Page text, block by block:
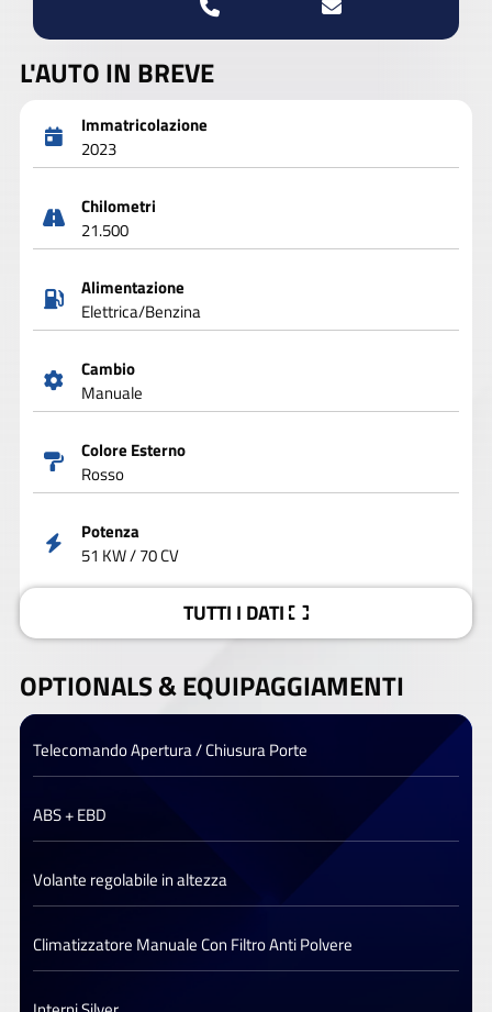
L'AUTO IN BREVE
Immatricolazione
2023
Chilometri
21.500
Alimentazione
Elettrica/Benzina
Cambio
Manuale
Colore Esterno
Rosso
Potenza
51 KW / 70 CV
TUTTI I DATI
OPTIONALS &EQUIPAGGIAMENTI
Telecomando Apertura / Chiusura Porte
ABS + EBD
Volante regolabile in altezza
Climatizzatore Manuale Con Filtro Anti Polvere